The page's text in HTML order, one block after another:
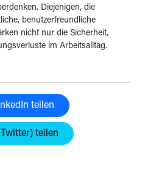
Diejenigen, die
benutzerfreundliche
nicht nur die Sicherheit,
im Arbeitsalltag.
teilen
teilen